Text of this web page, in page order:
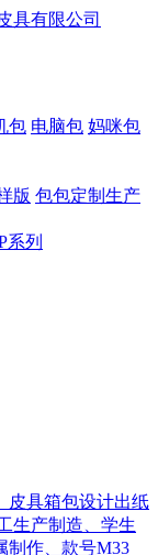
包 电脑包 妈咪包
版 包包定制生产
系列